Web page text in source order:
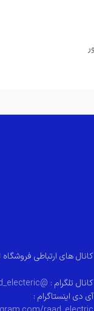
کانال های ارتباطی فروشگاه
کانال تلگرام : @raad_electeric
آی دی اینستاگرام :